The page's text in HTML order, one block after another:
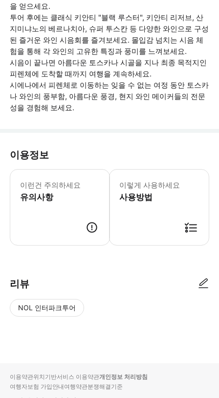
을 얻으세요.
투어 후에는 클래식 키안티 "블랙 루스터", 키안티 리저브, 산
지미냐노의 베르나치아, 슈퍼 투스칸 등 다양한 와인으로 구성
된 즐거운 와인 시음회를 즐겨보세요. 몰입감 넘치는 시음 체
험을 통해 각 와인의 고유한 특징과 풍미를 느껴보세요.
시음이 끝나면 아름다운 토스카나 시골을 지나 최종 목적지인
피렌체에 도착할 때까지 여행을 계속하세요.
시에나에서 피렌체로 이동하는 잊을 수 없는 여정 동안 토스카
나 와인의 풍부함, 아름다운 풍경, 현지 와인 메이커들의 전문
성을 경험해 보세요.
이용정보
이런건 주의하세요
유의사항
영어를 구사하는 운전기사가 고객님
이렇게 사용하세요
사용방법
리뷰
NOL 인터파크투어
입니
다.
순
상
이용약관위치기반서비스 이용약관개인정보 처리방침
여행자보험 가입안내여행약관분쟁해결기준